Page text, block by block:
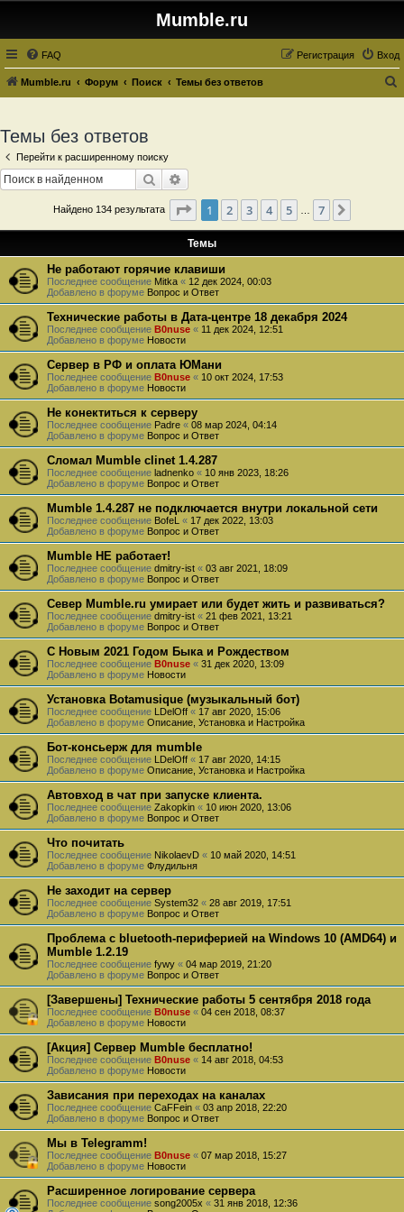
Mumble.ru
FAQ Вход
Регистрация
Mumble.ru Форум Поиск Темы без ответов
Темы без ответов
Перейти к расширенному поиску
Поиск
Найдено 134 результата Страница из
1 2 3 4 5 7
Темы
Не работают горячие клавиши
Последнее сообщение Mitka « 12 дек 2024, 00:03
Добавлено в форуме Вопрос и Ответ
Технические работы в Дата-центре 18 декабря 2024
Последнее сообщение B0nuse « 11 дек 2024, 12:51
Добавлено в форуме Новости
Сервер в РФ и оплата ЮМани
Последнее сообщение B0nuse « 10 окт 2024, 17:53
Добавлено в форуме Новости
Не конектиться к серверу
Последнее сообщение Padre « 08 мар 2024, 04:14
Добавлено в форуме Вопрос и Ответ
Сломал Mumble clinet 1.4.287
Последнее сообщение ladnenko « 10 янв 2023, 18:26
Добавлено в форуме Вопрос и Ответ
Mumble 1.4.287 не подключается внутри локальной сети
Последнее сообщение BofeL « 17 дек 2022, 13:03
Добавлено в форуме Вопрос и Ответ
Mumble НЕ работает!
Последнее сообщение dmitry-ist « 03 авг 2021, 18:09
Добавлено в форуме Вопрос и Ответ
Север Mumble.ru умирает или будет жить и развиваться?
Последнее сообщение dmitry-ist « 21 фев 2021, 13:21
Добавлено в форуме Вопрос и Ответ
С Новым 2021 Годом Быка и Рождеством
Последнее сообщение B0nuse « 31 дек 2020, 13:09
Добавлено в форуме Новости
Установка Botamusique (музыкальный бот)
Последнее сообщение LDelOff « 17 авг 2020, 15:06
Добавлено в форуме Описание, Установка и Настройка
Бот-консьерж для mumble
Последнее сообщение LDelOff « 17 авг 2020, 14:15
Добавлено в форуме Описание, Установка и Настройка
Автовход в чат при запуске клиента.
Последнее сообщение Zakopkin « 10 июн 2020, 13:06
Добавлено в форуме Вопрос и Ответ
Что почитать
Последнее сообщение NikolaevD « 10 май 2020, 14:51
Добавлено в форуме Флудильня
Не заходит на сервер
Последнее сообщение System32 « 28 авг 2019, 17:51
Добавлено в форуме Вопрос и Ответ
Проблема с bluetooth-периферией на Windows 10 (AMD64) и
Mumble 1.2.19
Последнее сообщение fywy « 04 мар 2019, 21:20
Добавлено в форуме Вопрос и Ответ
[Завершены] Технические работы 5 сентября 2018 года
Последнее сообщение B0nuse « 04 сен 2018, 08:37
Добавлено в форуме Новости
[Акция] Сервер Mumble бесплатно!
Последнее сообщение B0nuse « 14 авг 2018, 04:53
Добавлено в форуме Новости
Зависания при переходах на каналах
Последнее сообщение CaFFein « 03 апр 2018, 22:20
Добавлено в форуме Вопрос и Ответ
Мы в Telegramm!
Последнее сообщение B0nuse « 07 мар 2018, 15:27
Добавлено в форуме Новости
Расширенное логирование сервера
Последнее сообщение song2005x « 31 янв 2018, 12:36